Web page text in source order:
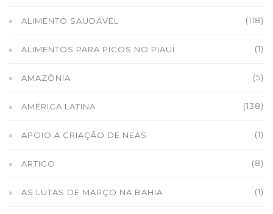
ALIMENTO SAUDÁVEL (118)
ALIMENTOS PARA PICOS NO PIAUÍ (1)
AMAZÔNIA (5)
AMÉRICA LATINA (138)
APOIO A CRIAÇÃO DE NEAS (1)
ARTIGO (8)
AS LUTAS DE MARÇO NA BAHIA (1)